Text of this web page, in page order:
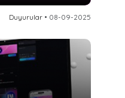
Duyurular• 08-09-2025